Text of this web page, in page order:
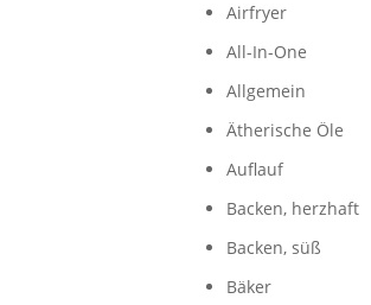
Airfryer
All-In-One
Allgemein
Ätherische Öle
Auflauf
Backen, herzhaft
Backen, süß
Bäker